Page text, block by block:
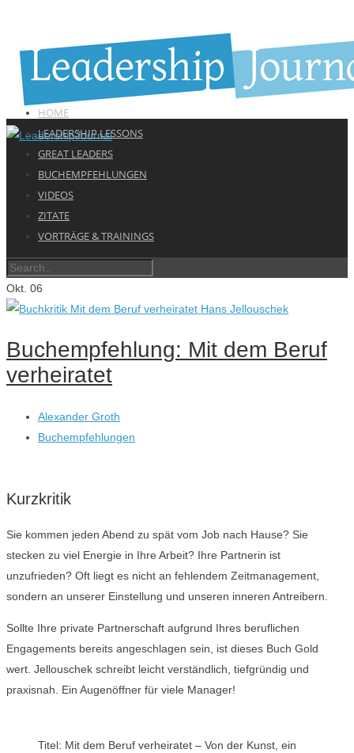
HOME
LEADERSHIP LESSONS
GREAT LEADERS
BUCHEMPFEHLUNGEN
VIDEOS
ZITATE
VORTRÄGE & TRAININGS
Okt. 06
Buchempfehlung: Mit dem Beruf
verheiratet
Alexander Groth
Buchempfehlungen
Kurzkritik
Sie kommen jeden Abend zu spät vom Job nach Hause? Sie
stecken zu viel Energie in Ihre Arbeit? Ihre Partnerin ist
unzufrieden? Oft liegt es nicht an fehlendem Zeitmanagement,
sondern an unserer Einstellung und unseren inneren Antreibern.
Sollte Ihre private Partnerschaft aufgrund Ihres beruflichen
Engagements bereits angeschlagen sein, ist dieses Buch Gold
wert. Jellouschek schreibt leicht verständlich, tiefgründig und
praxisnah. Ein Augenöffner für viele Manager!
Titel: Mit dem Beruf verheiratet – Von der Kunst, ein